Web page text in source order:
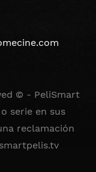
© - PeliSmart
serie en sus
reclamación